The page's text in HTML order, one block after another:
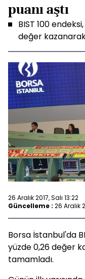
puanı aştı
BIST 100
değer kazanarak
26 Aralık 2017, Salı 13:22
Güncelleme : 26 Aralık
Borsa İstanbul'da
yüzde 0,26 değer
tamamladı.